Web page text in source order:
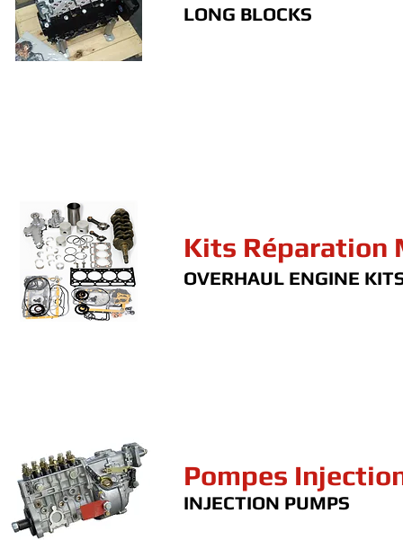
LONG BLOCKS
Kits Réparation
OVERHAUL ENGINE
Pompes
INJECTION PUMPS